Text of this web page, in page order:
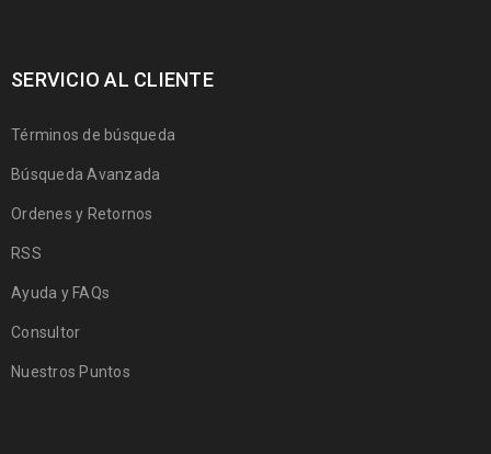
SERVICIO AL CLIENTE
Términos de búsqueda
Búsqueda Avanzada
Ordenes y Retornos
RSS
Ayuda y FAQs
Consultor
Nuestros Puntos